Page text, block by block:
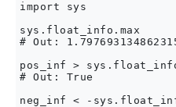
import sys
sys.float_info.max
# Out:
pos_inf >
# Out: True
neg_inf < -